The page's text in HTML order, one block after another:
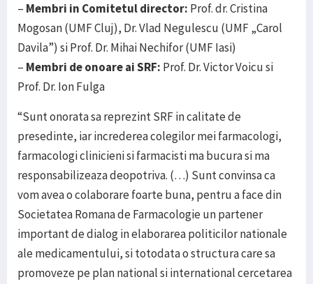
– Membri in Comitetul director: Prof. dr. Cristina
Mogosan (UMF Cluj), Dr. Vlad Negulescu (UMF „Carol
Davila”) si Prof. Dr. Mihai Nechifor (UMF Iasi)
– Membri de onoare ai SRF: Prof. Dr. Victor Voicu si
Prof. Dr. Ion Fulga
“Sunt onorata sa reprezint SRF in calitate de
presedinte, iar increderea colegilor mei farmacologi,
farmacologi clinicieni si farmacisti ma bucura si ma
responsabilizeaza deopotriva. (…) Sunt convinsa ca
vom avea o colaborare foarte buna, pentru a face din
Societatea Romana de Farmacologie un partener
important de dialog in elaborarea politicilor nationale
ale medicamentului, si totodata o structura care sa
promoveze pe plan national si international cercetarea